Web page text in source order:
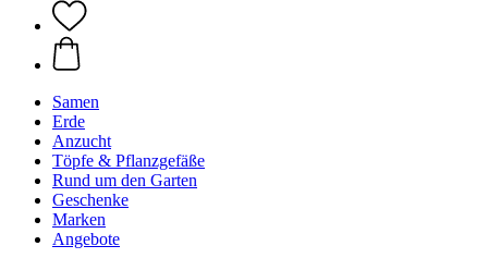
Samen
Erde
Anzucht
Töpfe & Pflanzgefäße
Rund um den Garten
Geschenke
Marken
Angebote